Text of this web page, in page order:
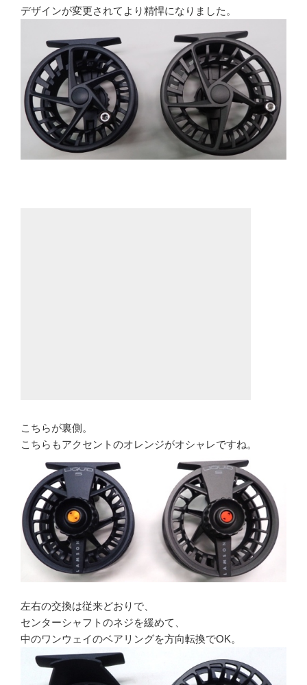
デザインが変更されてより精悍になりました。
こちらが裏側。
こちらもアクセントのオレンジがオシャレですね。
左右の交換は従来どおりで、
センターシャフトのネジを緩めて、
中のワンウェイのベアリングを方向転換でOK。